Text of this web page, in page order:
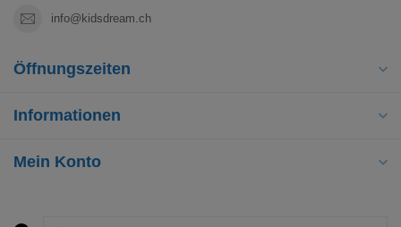
info@kidsdream.ch
Öffnungszeiten
Informationen
Mein Konto